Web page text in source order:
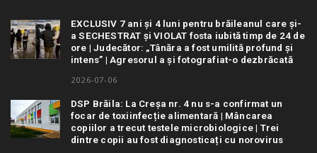
EXCLUSIV 7 ani și 4 luni pentru brăileanul care și-
a SECHESTRAT și VIOLAT fosta iubită timp de 24 de
ore | Judecător: „Tânăra a fost umilită profund și
intens” | Agresorul a și fotografiat-o dezbrăcată
2026-07-06
DSP Brăila: La Creșa nr. 4 nu s-a confirmat un
focar de toxiinfecție alimentară | Mâncarea
copiilor a trecut testele microbiologice | Trei
dintre copii au fost diagnosticați cu norovirus